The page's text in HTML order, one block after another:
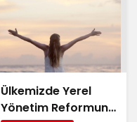
Ülkemizde Yerel
Yönetim Reformuna